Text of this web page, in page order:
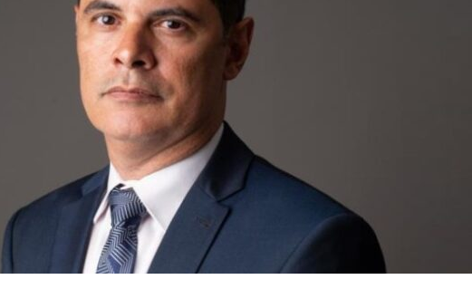
RECIFE COMO CELEIRO DAS ARTES EM NOITE DE REINAUGURAÇÃO